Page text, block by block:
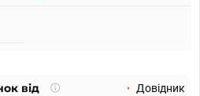
від
Що
Довідник